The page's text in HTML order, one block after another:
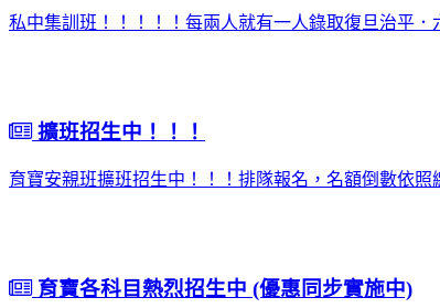
私中集訓班！！！！！每兩人就有一人錄取復旦治平．
擴班招生中！！！
育寶安親班擴班招生中！！！排隊報名，名額倒數依
育寶各科目熱烈招生中 (優惠同步實施中)